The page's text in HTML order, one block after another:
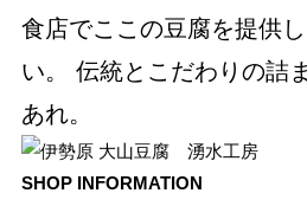
食店でここの豆腐を提供
い。 伝統とこだわりの詰
あれ。
SHOP INFORMATION